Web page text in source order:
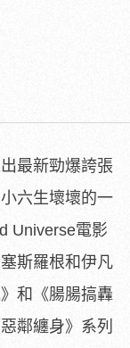
最新勁爆誇張
六生壞壞的一
Universe電影
斯羅根和伊凡
和《腸腸搞轟
鄰纏身》系列